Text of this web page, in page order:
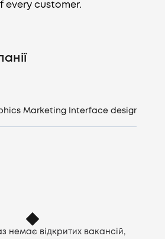
every customer.
Marketing Interface design
немає відкритих вакансій,